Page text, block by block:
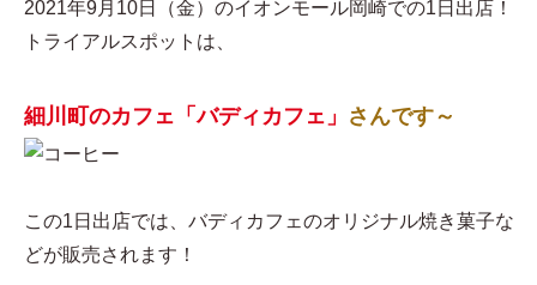
2021年9月10日（金）のイオンモール岡崎での1日出店！
トライアルスポットは、
細川町のカフェ「バディカフェ」 さんです～
この1日出店では、バディカフェのオリジナル焼き菓子な
どが販売されます！